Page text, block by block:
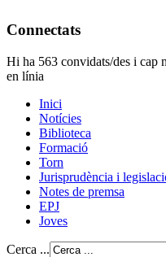
Connectats
Hi ha 563 convidats/des i cap
en línia
Inici
Notícies
Biblioteca
Formació
Torn
Jurisprudència i
Notes de premsa
EPJ
Joves
Cerca ...